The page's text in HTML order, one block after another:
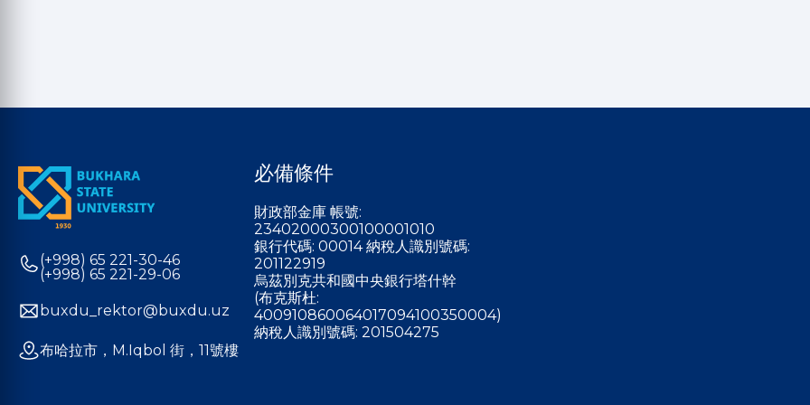
(+998) 65 221-30-46
(+998) 65 221-29-06
buxdu_rektor@buxdu.uz
布哈拉市，M.Iqbol 街，11號樓
必備條件
財政部金庫 帳號:
23402000300100001010
銀行代碼: 00014 納稅人識別號碼:
201122919
烏茲別克共和國中央銀行塔什幹
(布克斯杜:
400910860064017094100350004)
納稅人識別號碼: 201504275